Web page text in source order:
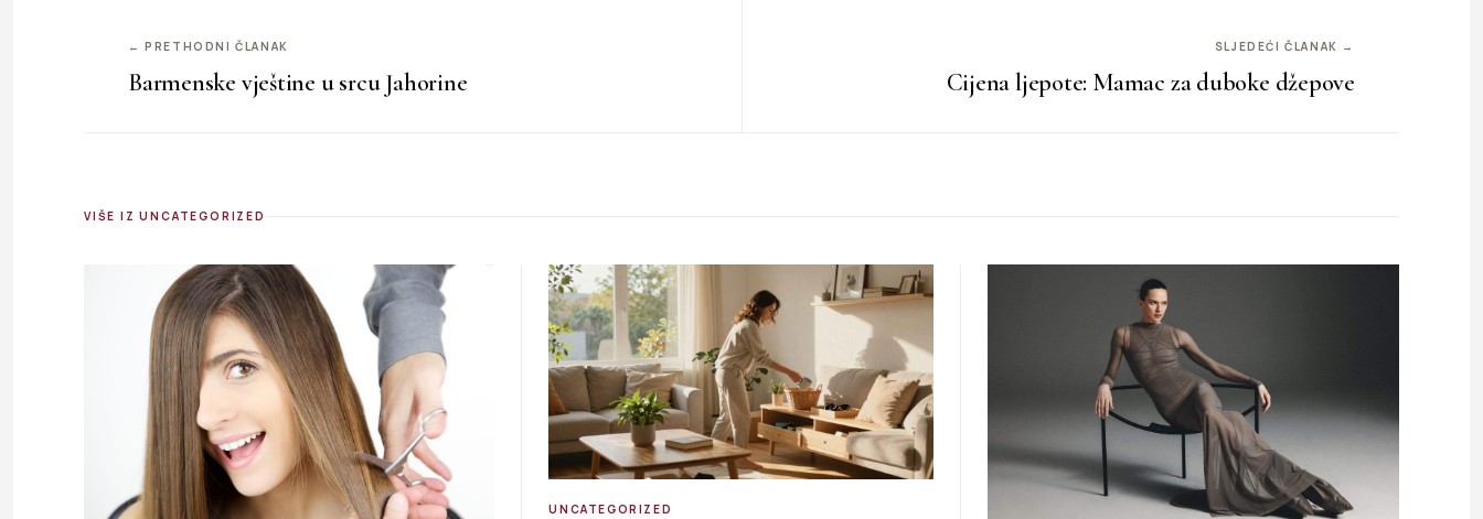
← PRETHODNI ČLANAK
Barmenske vještine u srcu Jahorine
SLJEDEĆI ČLANAK →
Cijena ljepote: Mamac za duboke džepove
VIŠE IZ UNCATEGORIZED
UNCATEGORIZED